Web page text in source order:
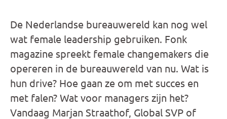
De Nederlandse bureauwereld kan nog wel
wat female leadership gebruiken. Fonk
magazine spreekt female changemakers die
opereren in de bureauwereld van nu. Wat is
hun drive? Hoe gaan ze om met succes en
met falen? Wat voor managers zijn het?
Vandaag Marjan Straathof, Global SVP of